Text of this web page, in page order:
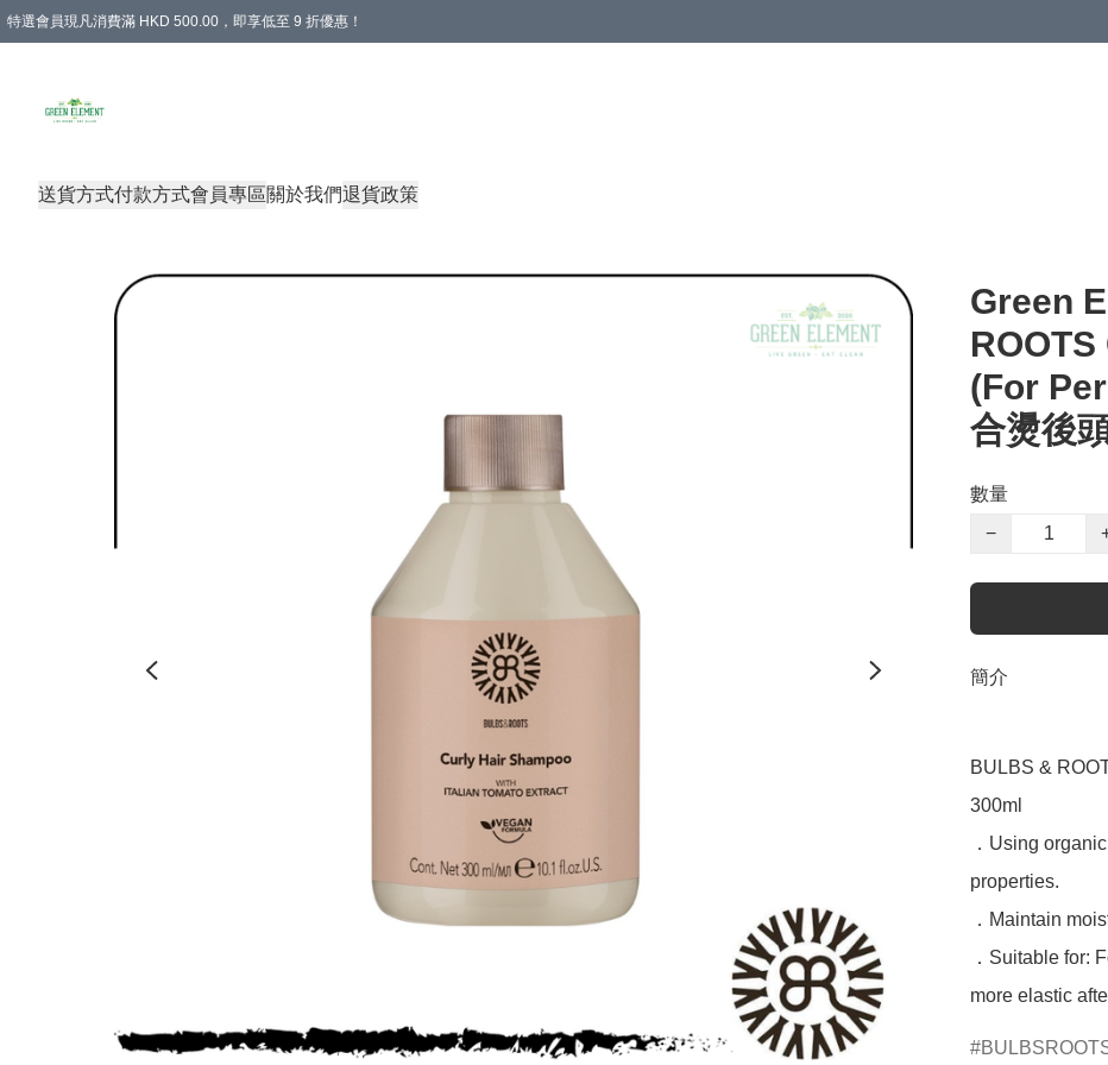
特選會員現凡消費滿 HKD 500.00，即享低至 9 折優惠！
送貨方式付款方式會員專區關於我們退貨政策
Green
(For
合燙後
數量
−
簡介
BULBS &
300ml
．Using
properties.
．Maintain
．Suitable for:
more elastic